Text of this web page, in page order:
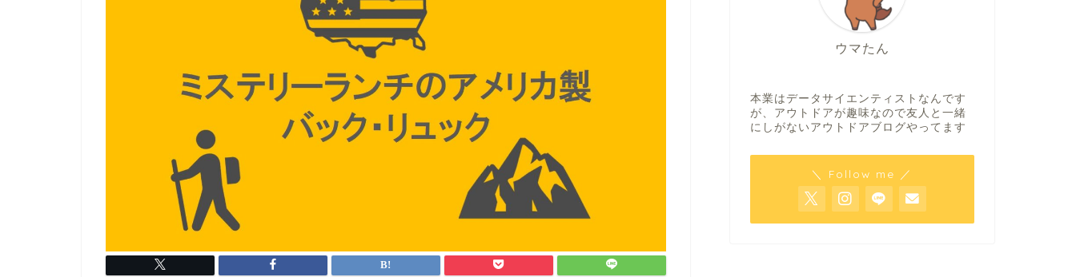
ウマたん
本業はデータサイエンティストなんです
が、アウトドアが趣味なので友人と一緒
にしがないアウトドアブログやってます
＼ Follow me ／